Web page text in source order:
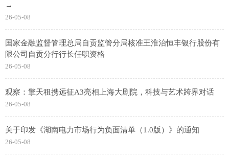
→
26-05-08
国家金融监督管理总局自贡监管分局核准王淮治恒丰银行股份有
限公司自贡分行行长任职资格
26-05-08
观察：擎天租携远征A3亮相上海大剧院，科技与艺术跨界对话
26-05-08
关于印发《湖南电力市场行为负面清单（1.0版）》的通知
26-05-08